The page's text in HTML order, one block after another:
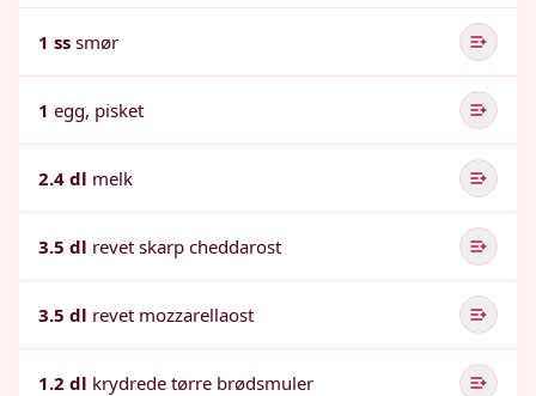
1 ss smør
1 egg, pisket
2.4 dl melk
3.5 dl revet skarp cheddarost
3.5 dl revet mozzarellaost
1.2 dl krydrede tørre brødsmuler